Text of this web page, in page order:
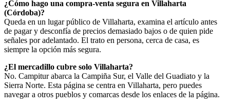
¿Cómo hago una compra-venta segura en Villaharta
(Córdoba)?
Queda en un lugar público de Villaharta, examina el artículo antes
de pagar y desconfía de precios demasiado bajos o de quien pide
señales por adelantado. El trato en persona, cerca de casa, es
siempre la opción más segura.
¿El mercadillo cubre solo Villaharta?
No. Campitur abarca la Campiña Sur, el Valle del Guadiato y la
Sierra Norte. Esta página se centra en Villaharta, pero puedes
navegar a otros pueblos y comarcas desde los enlaces de la página.